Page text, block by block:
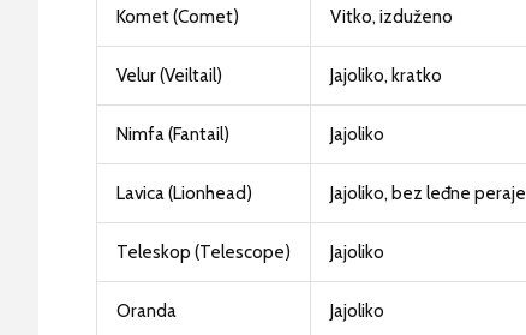
Komet (Comet) Vitko, izduženo
Velur (Veiltail) Jajoliko, kratko
Nimfa (Fantail) Jajoliko
Lavica (Lionhead) Jajoliko, bez leđne peraje
Teleskop (Telescope) Jajoliko
Oranda Jajoliko